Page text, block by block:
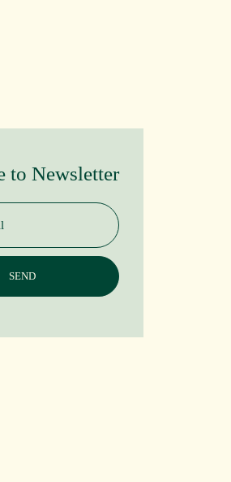
to Newsletter